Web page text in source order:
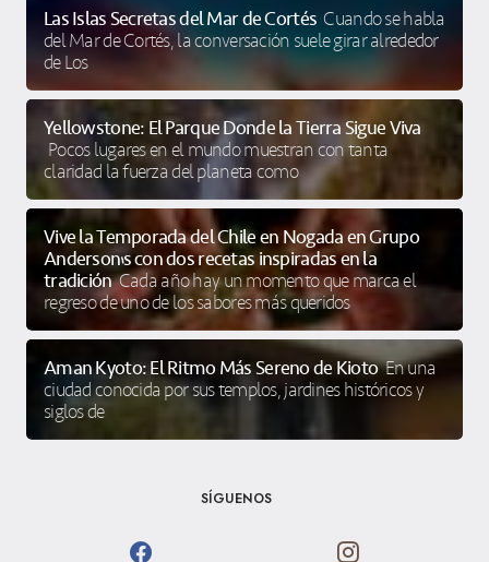
Las Islas Secretas del Mar de Cortés Cuando se habla
del Mar de Cortés, la conversación suele girar alrededor
de Los
Yellowstone: El Parque Donde la Tierra Sigue Viva
Pocos lugares en el mundo muestran con tanta
claridad la fuerza del planeta como
Vive la Temporada del Chile en Nogada en Grupo
Anderson’s con dos recetas inspiradas en la
tradición Cada año hay un momento que marca el
regreso de uno de los sabores más queridos
Aman Kyoto: El Ritmo Más Sereno de Kioto En una
ciudad conocida por sus templos, jardines históricos y
siglos de
SÍGUENOS